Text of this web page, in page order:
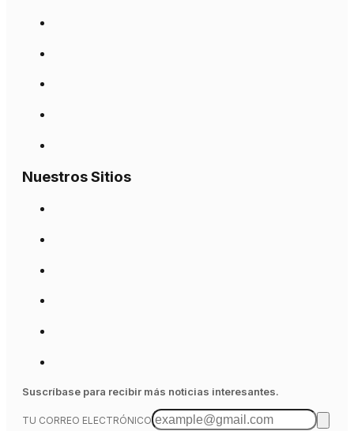
Nuestros Sitios
Suscríbase para recibir más noticias interesantes.
TU CORREO ELECTRÓNICO